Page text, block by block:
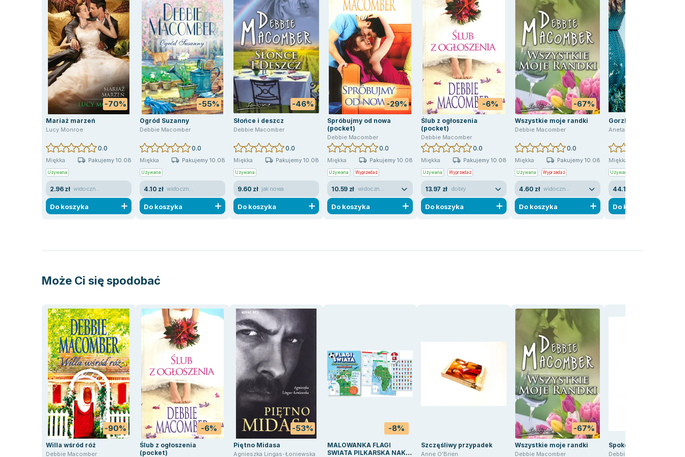
-70%
Mariaż marzeń
Lucy Monroe
0.0
Miękka Pakujemy 10.08
Używana
2.96 zł widoczne ślady używania
Do koszyka
-55%
Ogród Suzanny
Debbie Macomber
0.0
Miękka Pakujemy 10.08
Używana
4.10 zł widoczne ślady używania
Do koszyka
-46%
Słońce i deszcz
Debbie Macomber
0.0
Miękka Pakujemy 10.08
Używana
9.60 zł jak nowa
Do koszyka
-29%
Spróbujmy od nowa
(pocket)
Debbie Macomber
0.0
Miękka Pakujemy 10.08
Używana Wyprzedaż
10.59 zł widoczne ślady używania
Do koszyka
-6%
Ślub z ogłoszenia
(pocket)
Debbie Macomber
0.0
Miękka Pakujemy 10.08
Używana Wyprzedaż
13.97 zł dobry
Do koszyka
-67%
Wszystkie moje randki
Debbie Macomber
0.0
Miękka Pakujemy 10.08
Używana Wyprzedaż
4.60 zł widoczne ślady używania
Do koszyka
Gorzki smak marzeń
Aneta Krasińska
Miękka
Używana
44.18 zł
Do koszyka
Może Ci się spodobać
-90%
Willa wśród róż
Debbie Macomber
-6%
Ślub z ogłoszenia
(pocket)
-53%
Piętno Midasa
Agnieszka Lingas-Łoniewska
-8%
MALOWANKA FLAGI
SWIATA PILKARSKA NAKL
Szczęśliwy przypadek
Anne O'Brien
-67%
Wszystkie moje randki
Debbie Macomber
Spokojna przystań
Debbie Macomber